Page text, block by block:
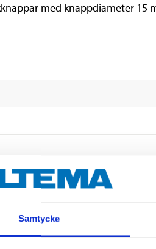
Samtycke
med knappdiameter 15